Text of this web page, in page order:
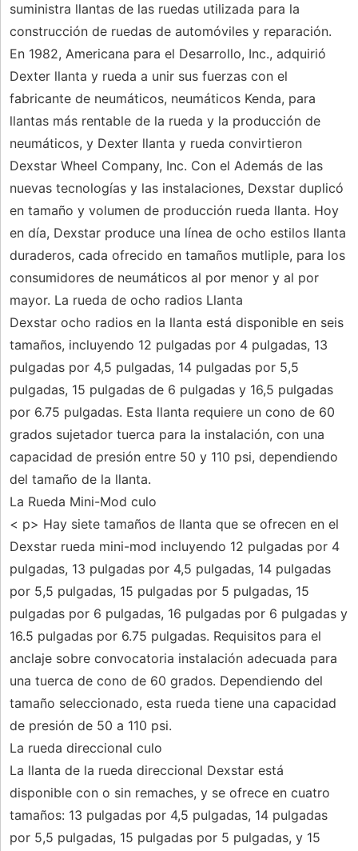
suministra llantas de las ruedas utilizada para la
construcción de ruedas de automóviles y reparación.
En 1982, Americana para el Desarrollo, Inc., adquirió
Dexter llanta y rueda a unir sus fuerzas con el
fabricante de neumáticos, neumáticos Kenda, para
llantas más rentable de la rueda y la producción de
neumáticos, y Dexter llanta y rueda convirtieron
Dexstar Wheel Company, Inc. Con el Además de las
nuevas tecnologías y las instalaciones, Dexstar duplicó
en tamaño y volumen de producción rueda llanta. Hoy
en día, Dexstar produce una línea de ocho estilos llanta
duraderos, cada ofrecido en tamaños mutliple, para los
consumidores de neumáticos al por menor y al por
mayor. La rueda de ocho radios Llanta
Dexstar ocho radios en la llanta está disponible en seis
tamaños, incluyendo 12 pulgadas por 4 pulgadas, 13
pulgadas por 4,5 pulgadas, 14 pulgadas por 5,5
pulgadas, 15 pulgadas de 6 pulgadas y 16,5 pulgadas
por 6.75 pulgadas. Esta llanta requiere un cono de 60
grados sujetador tuerca para la instalación, con una
capacidad de presión entre 50 y 110 psi, dependiendo
del tamaño de la llanta.
La Rueda Mini-Mod culo
< p> Hay siete tamaños de llanta que se ofrecen en el
Dexstar rueda mini-mod incluyendo 12 pulgadas por 4
pulgadas, 13 pulgadas por 4,5 pulgadas, 14 pulgadas
por 5,5 pulgadas, 15 pulgadas por 5 pulgadas, 15
pulgadas por 6 pulgadas, 16 pulgadas por 6 pulgadas y
16.5 pulgadas por 6.75 pulgadas. Requisitos para el
anclaje sobre convocatoria instalación adecuada para
una tuerca de cono de 60 grados. Dependiendo del
tamaño seleccionado, esta rueda tiene una capacidad
de presión de 50 a 110 psi.
La rueda direccional culo
La llanta de la rueda direccional Dexstar está
disponible con o sin remaches, y se ofrece en cuatro
tamaños: 13 pulgadas por 4,5 pulgadas, 14 pulgadas
por 5,5 pulgadas, 15 pulgadas por 5 pulgadas, y 15